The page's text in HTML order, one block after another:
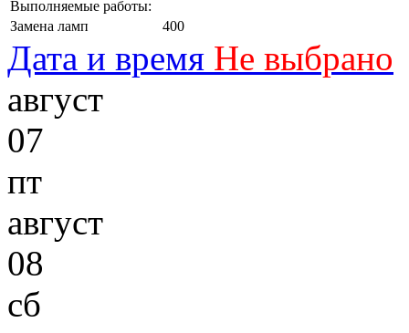
Выполняемые работы:
Замена ламп
400
Дата и время Не выбрано
август
07
пт
август
08
сб